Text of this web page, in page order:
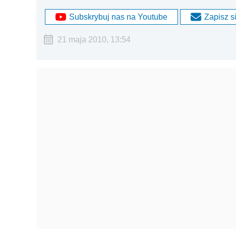
Subskrybuj nas na Youtube Zapisz
21 maja 2010, 13:54